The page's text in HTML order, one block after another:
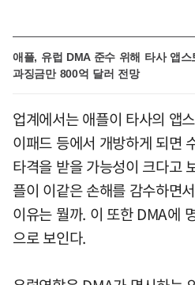
애플, 유럽 DMA 준수 위해 타사 앱
과징금만 800억 달러 전망
업계에서는 애플이 타사의 앱
이패드 등에서 개방하게 되면
타격을 받을 가능성이 크다고
플이 이같은 손해를 감수하면
이유는 뭘까. 이 또한 DMA에
으로 보인다.